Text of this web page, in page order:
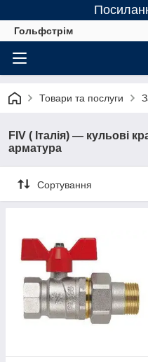
Гольфстрім
Товари та послуги
FIV ( Італія) — кульові
арматура
Сортування